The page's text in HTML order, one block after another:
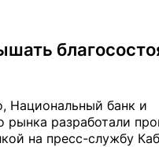
Национальный банк и
рынка разработали
на пресс-службу